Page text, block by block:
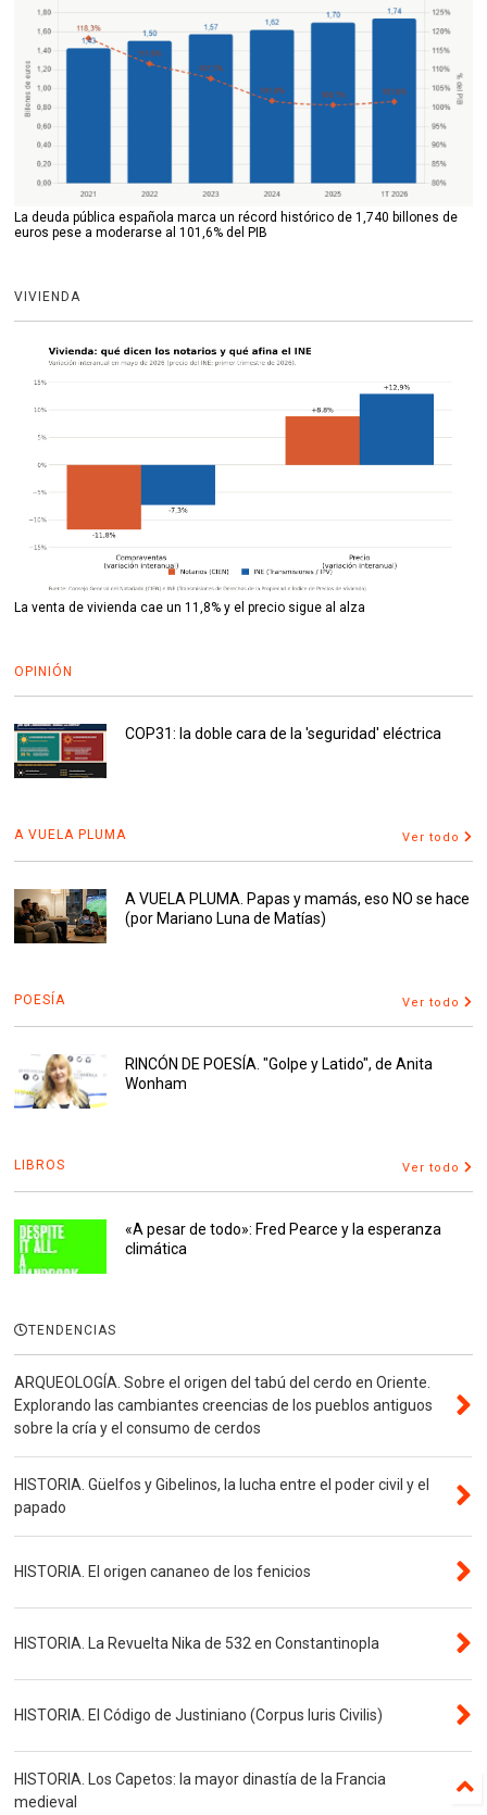
La deuda pública española marca un récord histórico de 1,740 billones de
euros pese a moderarse al 101,6% del PIB
VIVIENDA
La venta de vivienda cae un 11,8% y el precio sigue al alza
OPINIÓN
COP31: la doble cara de la 'seguridad' eléctrica
A VUELA PLUMA Ver todo
A VUELA PLUMA. Papas y mamás, eso NO se hace
(por Mariano Luna de Matías)
POESÍA Ver todo
RINCÓN DE POESÍA. "Golpe y Latido", de Anita
Wonham
LIBROS Ver todo
«A pesar de todo»: Fred Pearce y la esperanza
climática
TENDENCIAS
ARQUEOLOGÍA. Sobre el origen del tabú del cerdo en Oriente.
Explorando las cambiantes creencias de los pueblos antiguos
sobre la cría y el consumo de cerdos
HISTORIA. Güelfos y Gibelinos, la lucha entre el poder civil y el
papado
HISTORIA. El origen cananeo de los fenicios
HISTORIA. La Revuelta Nika de 532 en Constantinopla
HISTORIA. El Código de Justiniano (Corpus Iuris Civilis)
HISTORIA. Los Capetos: la mayor dinastía de la Francia
medieval